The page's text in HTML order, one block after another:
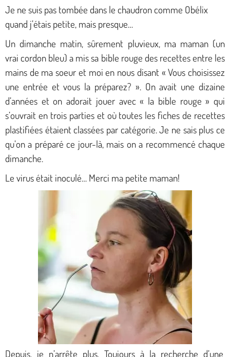
Je ne suis pas tombée dans le chaudron comme Obélix
quand j’étais petite, mais presque…
Un dimanche matin, sûrement pluvieux, ma maman (un
vrai cordon bleu) a mis sa bible rouge des recettes entre les
mains de ma soeur et moi en nous disant « Vous choisissez
une entrée et vous la préparez? ».On avait une dizaine
d’années et on adorait jouer avec « la bible rouge » qui
s’ouvrait en trois parties et où toutes les fiches de recettes
plastifiées étaient classées par catégorie. Je ne sais plus ce
qu’on a préparé ce jour-là, mais on a recommencé chaque
dimanche.
Le virus était inoculé… Merci ma petite maman!
Depuis, je n’arrête plus. Toujours à la recherche d’une